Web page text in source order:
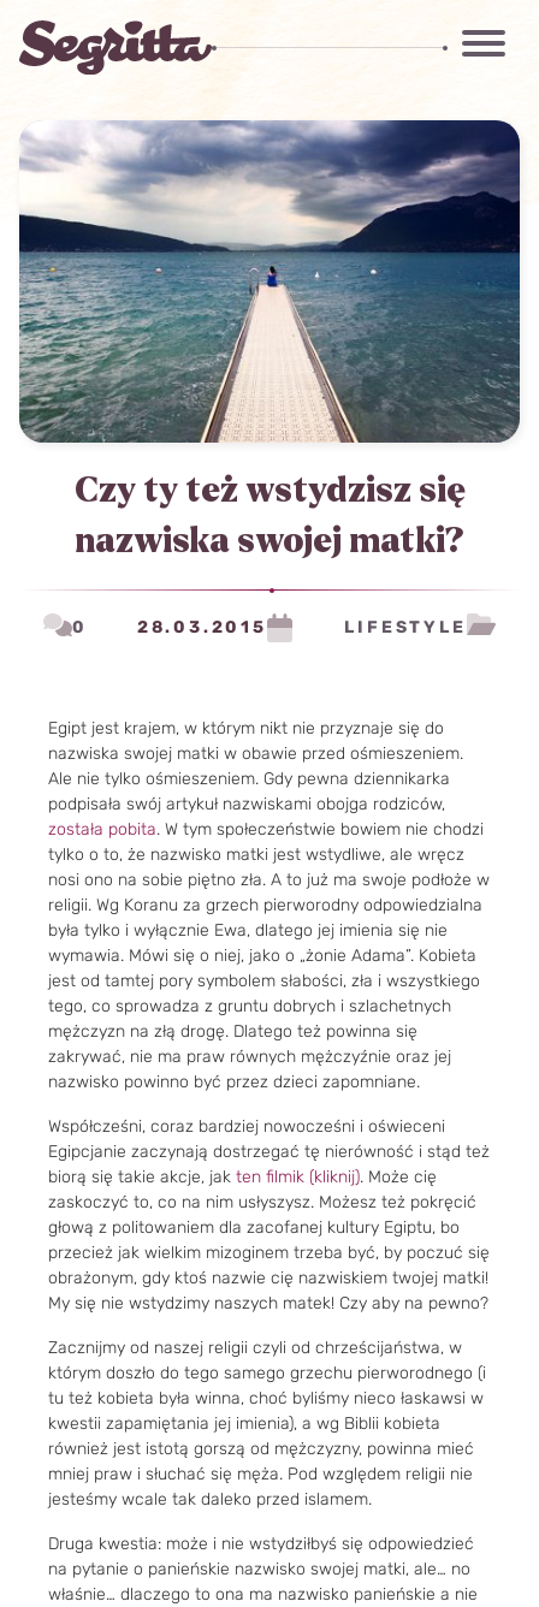
Czy ty też wstydzisz się
nazwiska swojej matki?
0 28.03.2015 LIFESTYLE
Egipt jest krajem, w którym nikt nie przyznaje się do
nazwiska swojej matki w obawie przed ośmieszeniem.
Ale nie tylko ośmieszeniem. Gdy pewna dziennikarka
podpisała swój artykuł nazwiskami obojga rodziców,
została pobita. W tym społeczeństwie bowiem nie chodzi
tylko o to, że nazwisko matki jest wstydliwe, ale wręcz
nosi ono na sobie piętno zła. A to już ma swoje podłoże w
religii. Wg Koranu za grzech pierworodny odpowiedzialna
była tylko i wyłącznie Ewa, dlatego jej imienia się nie
wymawia. Mówi się o niej, jako o „żonie Adama”. Kobieta
jest od tamtej pory symbolem słabości, zła i wszystkiego
tego, co sprowadza z gruntu dobrych i szlachetnych
mężczyzn na złą drogę. Dlatego też powinna się
zakrywać, nie ma praw równych mężczyźnie oraz jej
nazwisko powinno być przez dzieci zapomniane.
Współcześni, coraz bardziej nowocześni i oświeceni
Egipcjanie zaczynają dostrzegać tę nierówność i stąd też
biorą się takie akcje, jak ten filmik (kliknij). Może cię
zaskoczyć to, co na nim usłyszysz. Możesz też pokręcić
głową z politowaniem dla zacofanej kultury Egiptu, bo
przecież jak wielkim mizoginem trzeba być, by poczuć się
obrażonym, gdy ktoś nazwie cię nazwiskiem twojej matki!
My się nie wstydzimy naszych matek! Czy aby na pewno?
Zacznijmy od naszej religii czyli od chrześcijaństwa, w
którym doszło do tego samego grzechu pierworodnego (i
tu też kobieta była winna, choć byliśmy nieco łaskawsi w
kwestii zapamiętania jej imienia), a wg Biblii kobieta
również jest istotą gorszą od mężczyzny, powinna mieć
mniej praw i słuchać się męża. Pod względem religii nie
jesteśmy wcale tak daleko przed islamem.
Druga kwestia: może i nie wstydziłbyś się odpowiedzieć
na pytanie o panieńskie nazwisko swojej matki, ale… no
właśnie… dlaczego to ona ma nazwisko panieńskie a nie